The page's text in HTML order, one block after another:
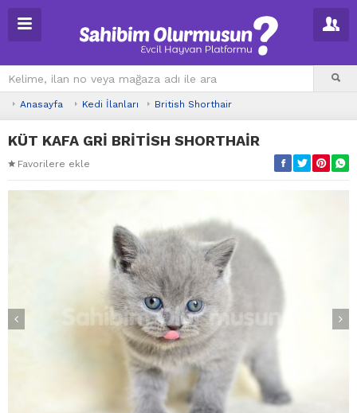
Anasayfa Kedi İlanları British Shorthair
KÜT KAFA GRİ BRİTİSH SHORTHAİR
Favorilere ekle